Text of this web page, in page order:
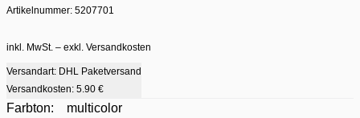
Artikelnummer: 5207701
inkl. MwSt. – exkl. Versandkosten
Versandart: DHL Paketversand
Versandkosten: 5.90 €
Farbton:
multicolor